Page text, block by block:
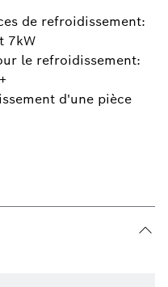
de refroidissement:
7kW
le refroidissement:
d'une pièce